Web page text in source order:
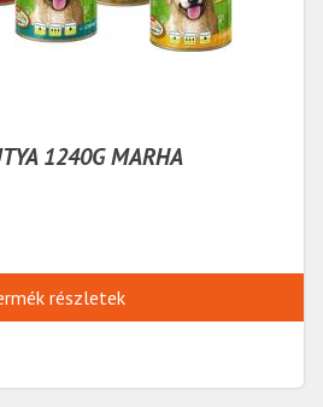
1240G MARHA
részletek